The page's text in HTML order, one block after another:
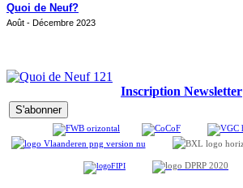
Quoi de Neuf?
Août - Décembre 2023
Inscription Newsletter